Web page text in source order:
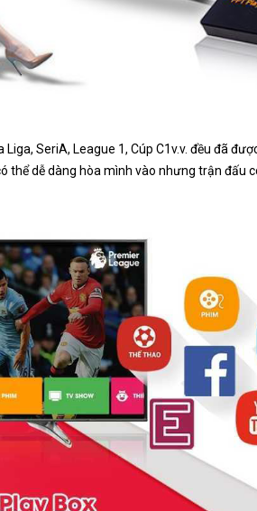
SeriA, League 1, Cúp C1v.v. đều đã
thể dễ dàng hòa mình vào nhưng trận đấu